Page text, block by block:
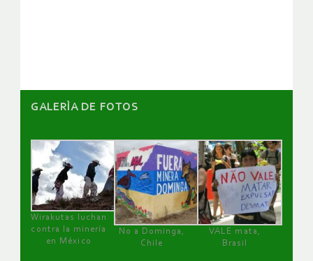
GALERÌA DE FOTOS
Wirakutas luchan
contra la minería
en México
No a Dominga,
Chile
VALE mata,
Brasil